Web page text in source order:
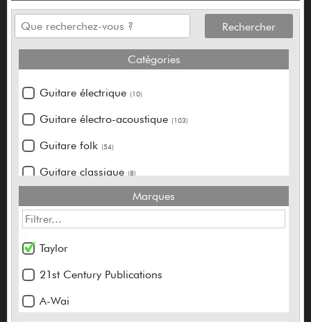
Catégories
Guitare électrique (10)
Guitare électro-acoustique (103)
Guitare folk (54)
Guitare classique (8)
Footswitch / contrôle / sélecteur(1)
Accordeur
Micro guitare et basse(1)
Basse acoustique & électro
Marques
Taylor
21st Century Publications
A-Wai